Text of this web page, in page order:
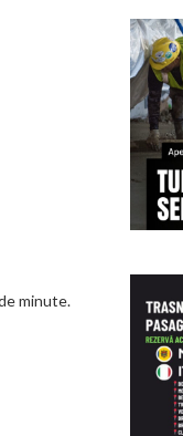
minute.